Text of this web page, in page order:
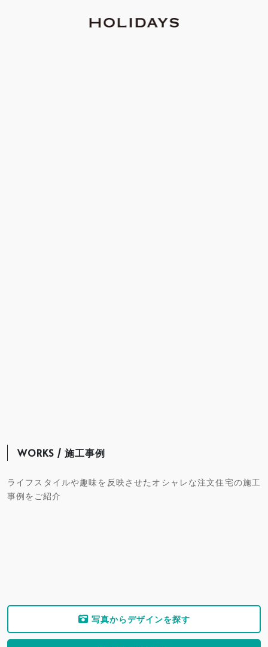
WORKS / 施工事例
ライフスタイルや趣味を反映させたオシャレな注文住宅の施工
事例をご紹介
写真からデザインを探す